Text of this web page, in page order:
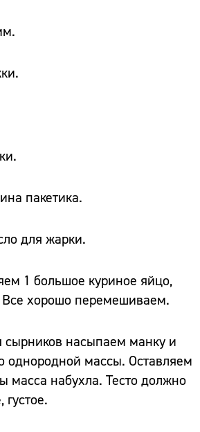
пакетика.
для жарки.
1 большое куриное яйцо,
хорошо перемешиваем.
сырников насыпаем манку и
однородной‌ массы. Оставляем
масса набухла. Тесто должно
густое.